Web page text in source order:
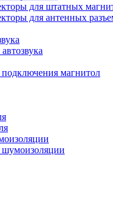
для штатных
для антенных
магнитол